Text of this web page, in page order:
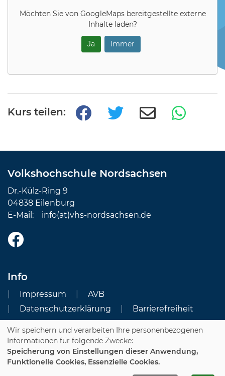
Möchten Sie von GoogleMapsbereitgestellte externe
Inhalte laden?
Ja Immer
Kurs teilen:
Volkshochschule Nordsachsen
Dr.-Külz-Ring 9
04838 Eilenburg
E-Mail: info(at)vhs-nordsachsen.de
Info
Impressum
AVB
Datenschutzerklärung
Barrierefreiheit
Cookie Einstellungen
Dozenten-Login
Wir speichern und verarbeiten Ihre personenbezogenen
Informationen für folgende Zwecke:
Speicherung von Einstellungen dieser Anwendung,
Funktionelle Cookies, Essenzielle Cookies.